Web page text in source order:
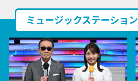
ミュージックステーション